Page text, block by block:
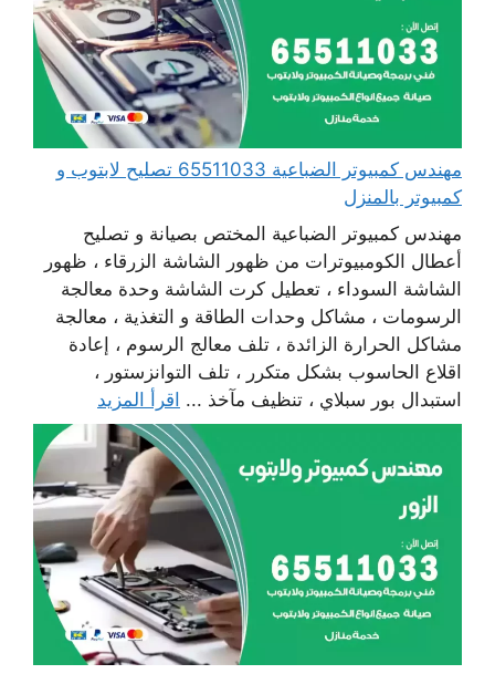
مهندس كمبيوتر الضباعية 65511033 تصليح لابتوب و
كمبيوتر بالمنزل
مهندس كمبيوتر الضباعية المختص بصيانة و تصليح
أعطال الكومبيوترات من ظهور الشاشة الزرقاء ، ظهور
الشاشة السوداء ، تعطيل كرت الشاشة وحدة معالجة
الرسومات ، مشاكل وحدات الطاقة و التغذية ، معالجة
مشاكل الحرارة الزائدة ، تلف معالج الرسوم ، إعادة
اقلاع الحاسوب بشكل متكرر ، تلف التوانزستور ،
استبدال بور سبلاي ، تنظيف مآخذ ... اقرأ المزيد